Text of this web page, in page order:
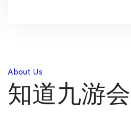
About Us
知道九游